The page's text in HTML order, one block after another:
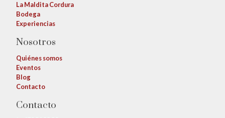
La Maldita Cordura
Bodega
Experiencias
Nosotros
Quiénes somos
Eventos
Blog
Contacto
Contacto